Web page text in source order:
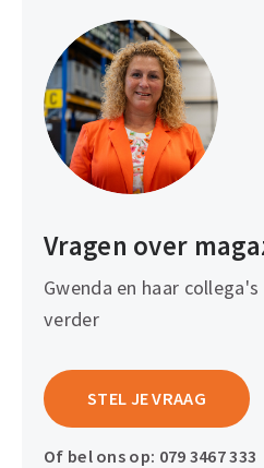
Vragen over
Gwenda en haar
verder
STEL JE VRAAG
Of bel ons op: 079 3467 333